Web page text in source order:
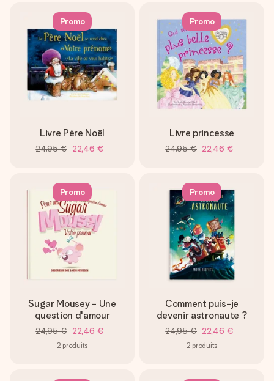
Promo
Livre Père Noël
24,95 € 22,46 €
Promo
Livre princesse
24,95 € 22,46 €
Promo
Sugar Mousey - Une
question d'amour
24,95 € 22,46 €
2 produits
Promo
Comment puis-je
devenir astronaute ?
24,95 € 22,46 €
2 produits